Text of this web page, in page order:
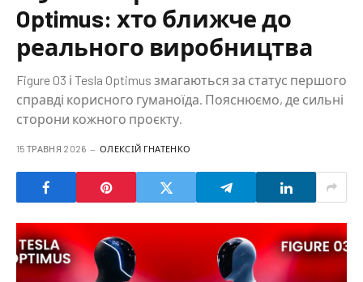
Optimus: хто ближче до
реального виробництва
Figure 03 і Tesla Optimus змагаються за статус першого
справді корисного гуманоїда. Пояснюємо, де сильні
сторони кожного проєкту.
15 ТРАВНЯ 2026 ОЛЕКСІЙ ГНАТЕНКО